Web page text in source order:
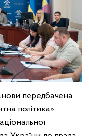
передбачена
політика»